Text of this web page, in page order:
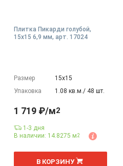
Плитка Пикарди голубой,
15x15 6,9 мм, арт. 17024
Размер
15х15
Упаковка
1.08 кв.м./ 48 шт.
1 719 ₽/м2
1-3 дня
В наличии: 14.8275 м2
м
В КОРЗИНУ